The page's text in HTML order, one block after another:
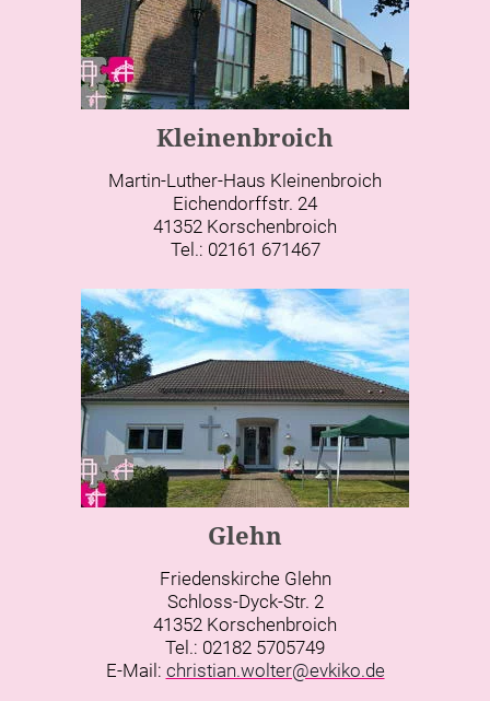
Kleinenbroich
Martin-Luther-Haus Kleinenbroich
Eichendorffstr. 24
41352 Korschenbroich
Tel.: 02161 671467
Glehn
Friedenskirche Glehn
Schloss-Dyck-Str. 2
41352 Korschenbroich
Tel.: 02182 5705749
E-Mail: christian.wolter@evkiko.de